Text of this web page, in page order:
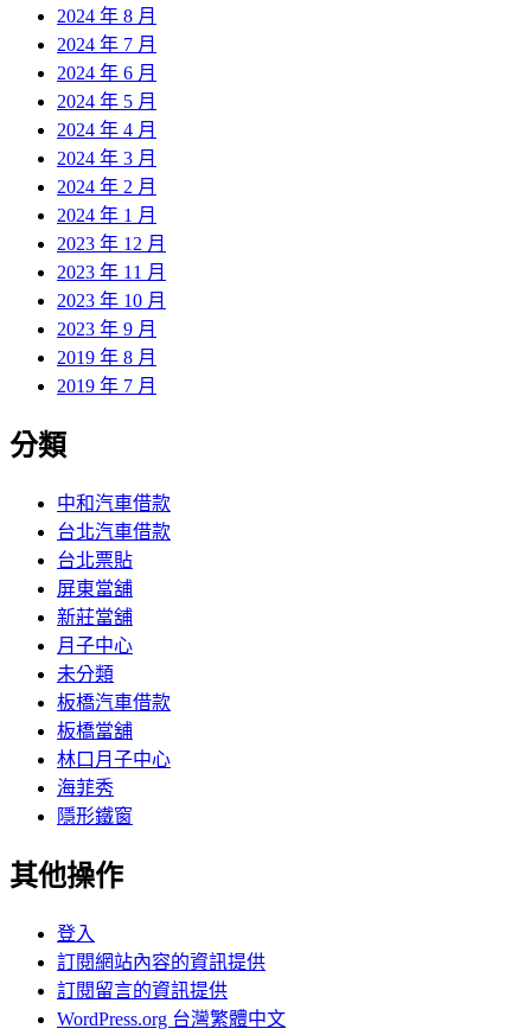
2024 年 8 月
2024 年 7 月
2024 年 6 月
2024 年 5 月
2024 年 4 月
2024 年 3 月
2024 年 2 月
2024 年 1 月
2023 年 12 月
2023 年 11 月
2023 年 10 月
2023 年 9 月
2019 年 8 月
2019 年 7 月
分類
中和汽車借款
台北汽車借款
台北票貼
屏東當舖
新莊當舖
月子中心
未分類
板橋汽車借款
板橋當舖
林口月子中心
海菲秀
隱形鐵窗
其他操作
登入
訂閱網站內容的資訊提供
訂閱留言的資訊提供
WordPress.org 台灣繁體中文